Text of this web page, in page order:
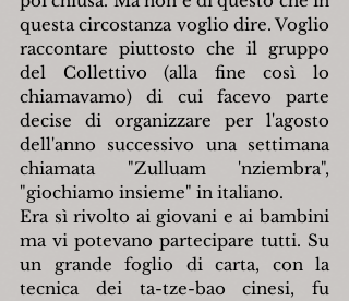
questa circostanza voglio dire. Voglio
raccontare piuttosto che il gruppo
del Collettivo (alla fine così lo
chiamavamo) di cui facevo parte
decise di organizzare per l'agosto
dell'anno successivo una settimana
chiamata "Zulluam 'nziembra",
"giochiamo insieme" in italiano.
Era sì rivolto ai giovani e ai bambini
ma vi potevano partecipare tutti. Su
un grande foglio di carta, con la
tecnica dei ta-tze-bao cinesi, fu